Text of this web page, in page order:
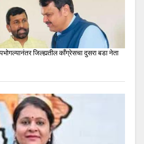
जिल्ह्यतील कॉंग्रेसचा दुसरा बडा नेता